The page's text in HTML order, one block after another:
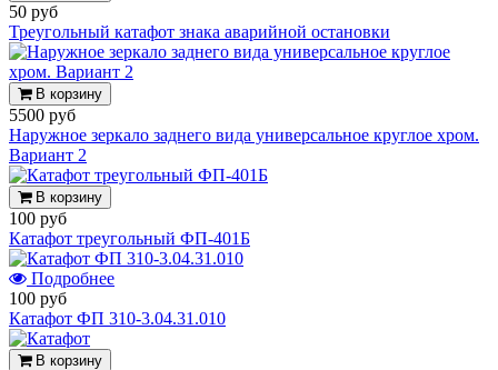
50 руб
Треугольный катафот знака аварийной остановки
В корзину
5500 руб
Наружное зеркало заднего вида универсальное круглое хром.
Вариант 2
В корзину
100 руб
Катафот треугольный ФП-401Б
Подробнее
100 руб
Катафот ФП 310-3.04.31.010
В корзину